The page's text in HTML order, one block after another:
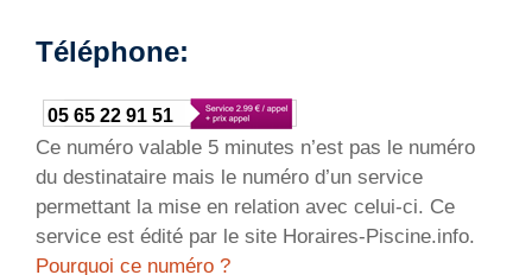
Téléphone:
05 65 22 91 51
Ce numéro valable 5 minutes n’est pas le numéro
du destinataire mais le numéro d’un service
permettant la mise en relation avec celui-ci. Ce
service est édité par le site Horaires-Piscine.info.
Pourquoi ce numéro ?